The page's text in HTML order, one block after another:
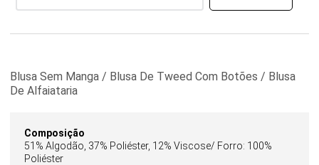
Blusa Sem Manga / Blusa De Tweed Com Botões / Blusa
De Alfaiataria
Composição
51% Algodão, 37% Poliéster, 12% Viscose/ Forro: 100%
Poliéster